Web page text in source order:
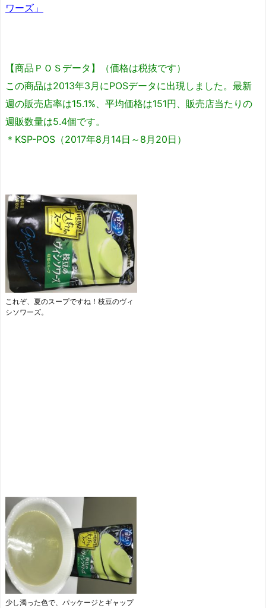
ワーズ」
【商品ＰＯＳデータ】（価格は税抜です）
この商品は2013年3月にPOSデータに出現しました。最新
週の販売店率は15.1%、平均価格は151円、販売店当たりの
週販数量は5.4個です。
＊KSP-POS（2017年8月14日～8月20日）
これぞ、夏のスープですね！枝豆のヴィ
シソワーズ。
少し濁った色で、パッケージとギャップ